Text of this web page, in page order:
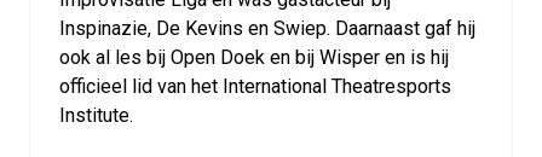
Inspinazie, De Kevins en Swiep. Daarnaast gaf hij
ook al les bij Open Doek en bij Wisper en is hij
officieel lid van het International Theatresports
Institute.